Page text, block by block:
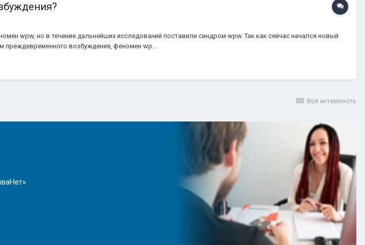
wpw, но в течение дальнейших исследований поставили синдром wpw. Так как сейчас начался новый
преждевременного возбуждения, феномен wp...
Вся активность